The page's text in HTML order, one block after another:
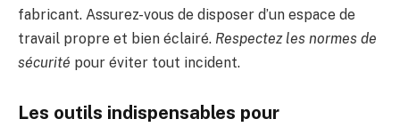
fabricant. Assurez-vous de disposer d’un espace de
travail propre et bien éclairé. Respectez les normes de
sécurité pour éviter tout incident.
Les outils indispensables pour